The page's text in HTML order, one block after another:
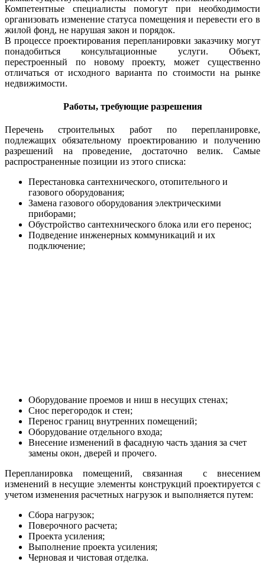
Компетентные специалисты помогут при необходимости
организовать изменение статуса помещения и перевести его в
жилой фонд, не нарушая закон и порядок.
В процессе проектирования перепланировки заказчику могут
понадобиться консультационные услуги. Объект,
перестроенный по новому проекту, может существенно
отличаться от исходного варианта по стоимости на рынке
недвижимости.
Работы, требующие разрешения
Перечень строительных работ по перепланировке,
подлежащих обязательному проектированию и получению
разрешений на проведение, достаточно велик. Самые
распространенные позиции из этого списка:
Перестановка сантехнического, отопительного и
газового оборудования;
Замена газового оборудования электрическими
приборами;
Обустройство сантехнического блока или его перенос;
Подведение инженерных коммуникаций и их
подключение;
Оборудование проемов и ниш в несущих стенах;
Снос перегородок и стен;
Перенос границ внутренних помещений;
Оборудование отдельного входа;
Внесение изменений в фасадную часть здания за счет
замены окон, дверей и прочего.
Перепланировка помещений, связанная с внесением
изменений в несущие элементы конструкций проектируется с
учетом изменения расчетных нагрузок и выполняется путем:
Сбора нагрузок;
Поверочного расчета;
Проекта усиления;
Выполнение проекта усиления;
Черновая и чистовая отделка.